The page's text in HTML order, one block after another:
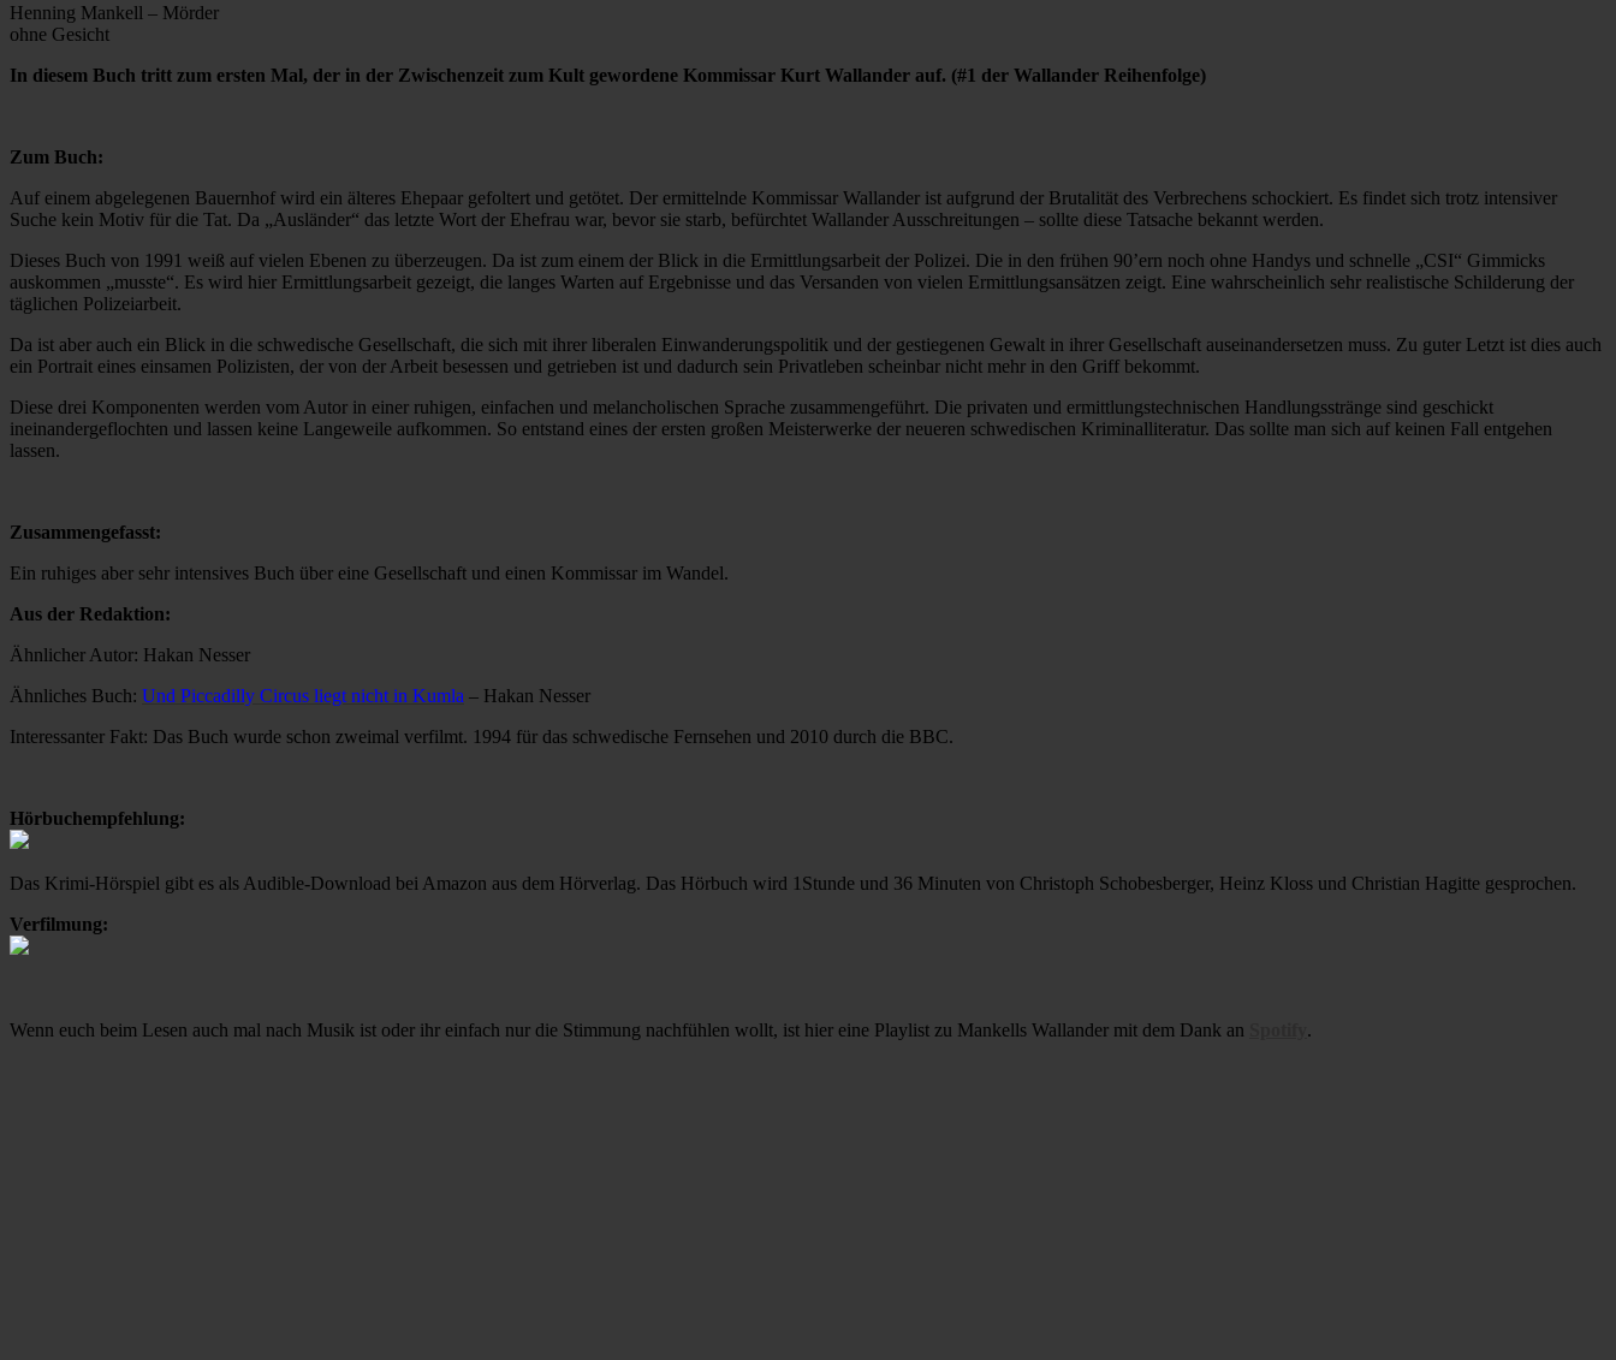
Henning Mankell – Mörder
ohne Gesicht
In diesem Buch tritt zum ersten Mal, der in der Zwischenzeit zum Kult gewordene Kommissar Kurt Wallander auf. (#1 der Wallander Reihenfolge)
Zum Buch:
Auf einem abgelegenen Bauernhof wird ein älteres Ehepaar gefoltert und getötet. Der ermittelnde Kommissar Wallander ist aufgrund der Brutalität des Verbrechens schockiert. Es findet sich trotz intensiver
Suche kein Motiv für die Tat. Da „Ausländer“ das letzte Wort der Ehefrau war, bevor sie starb, befürchtet Wallander Ausschreitungen – sollte diese Tatsache bekannt werden.
Dieses Buch von 1991 weiß auf vielen Ebenen zu überzeugen. Da ist zum einem der Blick in die Ermittlungsarbeit der Polizei. Die in den frühen 90’ern noch ohne Handys und schnelle „CSI“ Gimmicks
auskommen „musste“. Es wird hier Ermittlungsarbeit gezeigt, die langes Warten auf Ergebnisse und das Versanden von vielen Ermittlungsansätzen zeigt. Eine wahrscheinlich sehr realistische Schilderung der
täglichen Polizeiarbeit.
Da ist aber auch ein Blick in die schwedische Gesellschaft, die sich mit ihrer liberalen Einwanderungspolitik und der gestiegenen Gewalt in ihrer Gesellschaft auseinandersetzen muss. Zu guter Letzt ist dies auch
ein Portrait eines einsamen Polizisten, der von der Arbeit besessen und getrieben ist und dadurch sein Privatleben scheinbar nicht mehr in den Griff bekommt.
Diese drei Komponenten werden vom Autor in einer ruhigen, einfachen und melancholischen Sprache zusammengeführt. Die privaten und ermittlungstechnischen Handlungsstränge sind geschickt
ineinandergeflochten und lassen keine Langeweile aufkommen. So entstand eines der ersten großen Meisterwerke der neueren schwedischen Kriminalliteratur. Das sollte man sich auf keinen Fall entgehen
lassen.
Zusammengefasst:
Ein ruhiges aber sehr intensives Buch über eine Gesellschaft und einen Kommissar im Wandel.
Aus der Redaktion:
Ähnlicher Autor: Hakan Nesser
Ähnliches Buch: Und Piccadilly Circus liegt nicht in Kumla – Hakan Nesser
Interessanter Fakt: Das Buch wurde schon zweimal verfilmt. 1994 für das schwedische Fernsehen und 2010 durch die BBC.
Hörbuchempfehlung:
Das Krimi-Hörspiel gibt es als Audible-Download bei Amazon aus dem Hörverlag. Das Hörbuch wird 1Stunde und 36 Minuten von Christoph Schobesberger, Heinz Kloss und Christian Hagitte gesprochen.
Verfilmung:
Wenn euch beim Lesen auch mal nach Musik ist oder ihr einfach nur die Stimmung nachfühlen wollt, ist hier eine Playlist zu Mankells Wallander mit dem Dank an .